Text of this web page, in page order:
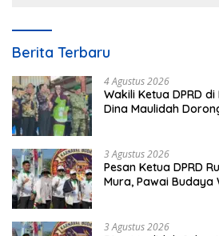
Berita Terbaru
4 Agustus 2026
Wakili Ketua DPRD
Dina Maulidah
3 Agustus 2026
Pesan Ketua DPRD
Mura, Pawai
3 Agustus 2026